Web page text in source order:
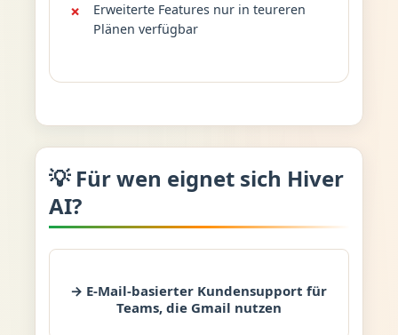
Erweiterte Features nur in teureren
Plänen verfügbar
💡 Für wen eignet sich Hiver
AI?
→ E-Mail-basierter Kundensupport für
Teams, die Gmail nutzen